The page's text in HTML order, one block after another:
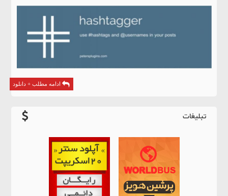
ادامه مطلب + دانلود
تبلیغات